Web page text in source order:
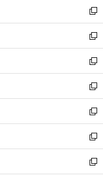
く
ド
ウ
で
開
く
ィ
ン
ド
ウ
で
開
く
い
ウ
ィ
ン
ド
ウ
で
開
く
新
し
い
ウ
ィ
ン
ド
ウ
で
開
く
新
し
い
ウ
ィ
ン
ド
ウ
で
開
く
新
し
い
ウ
ィ
ン
ド
ウ
で
開
新
し
い
ウ
ィ
ン
ド
ウ
新
し
い
ウ
ィ
ン
新
し
い
ウ
新
し